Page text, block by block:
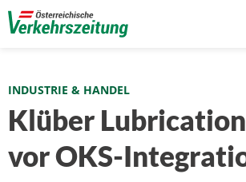
INDUSTRIE & HANDEL
Klüber
vor OKS-